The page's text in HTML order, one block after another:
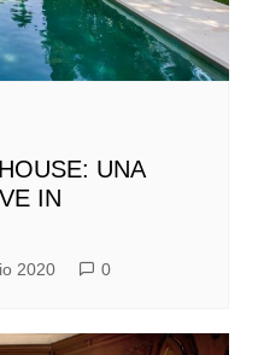
UNA
IN
2020 0